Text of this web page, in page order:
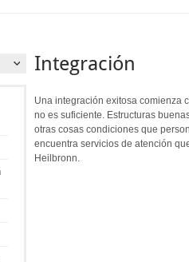
Integración
Una integración exitosa comienza
no es suficiente. Estructuras
otras cosas condiciones que
encuentra servicios de atención
Heilbronn.